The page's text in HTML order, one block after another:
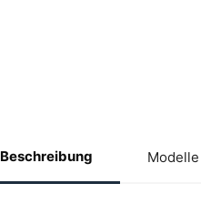
Beschreibung Modelle